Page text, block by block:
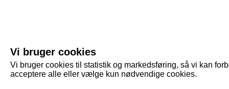
Vi bruger cookies
Vi bruger cookies til statistik og markedsføring, så vi kan
acceptere alle eller vælge kun nødvendige cookies.